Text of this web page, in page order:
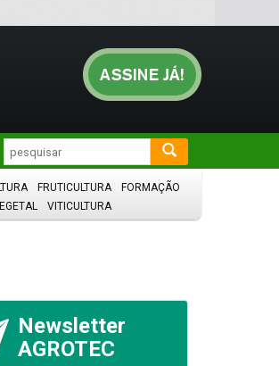
FRUTICULTURA
FORMAÇÃO
VITICULTURA
Newsletter
AGROTEC